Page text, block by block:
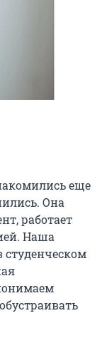
еще
Она
работает
Наша
студенческом